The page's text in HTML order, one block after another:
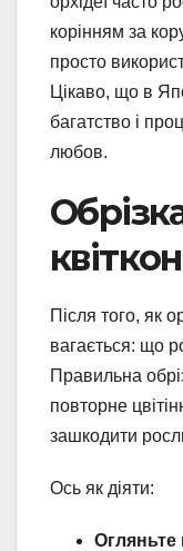
корінням за
просто
Цікаво, що в
багатство і
любов.
Після того, як
вагається: що
Правильна
повторне
зашкодити
Ось як діяти:
Огляньте